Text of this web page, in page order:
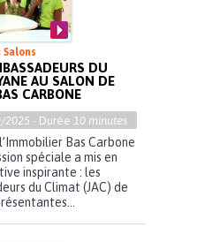
Salons
DU
AU SALON DE
CARBONE
2025 - Durée 10 minutes
Bas Carbone
spéciale a mis en
inspirante : les
du Climat (JAC) de